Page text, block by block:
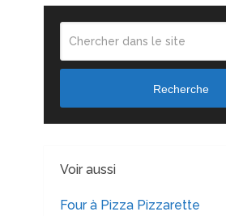
Recherche
Voir aussi
Four à Pizza Pizzarette